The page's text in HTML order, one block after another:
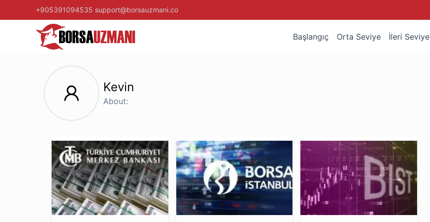
+905391094535 support@borsauzmani.co
Başlangıç Orta Seviye İleri Seviye
Kevin
About: